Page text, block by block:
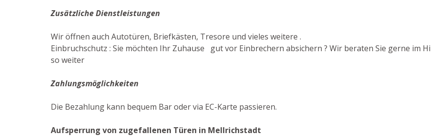
Zusätzliche Dienstleistungen
Wir öffnen auch Autotüren, Briefkästen, Tresore und vieles weitere .
Einbruchschutz : Sie möchten Ihr Zuhause gut vor Einbrechern absichern ? Wir beraten Sie gerne im
so weiter
Zahlungsmöglichkeiten
Die Bezahlung kann bequem Bar oder via EC-Karte passieren.
Aufsperrung von zugefallenen Türen in Mellrichstadt